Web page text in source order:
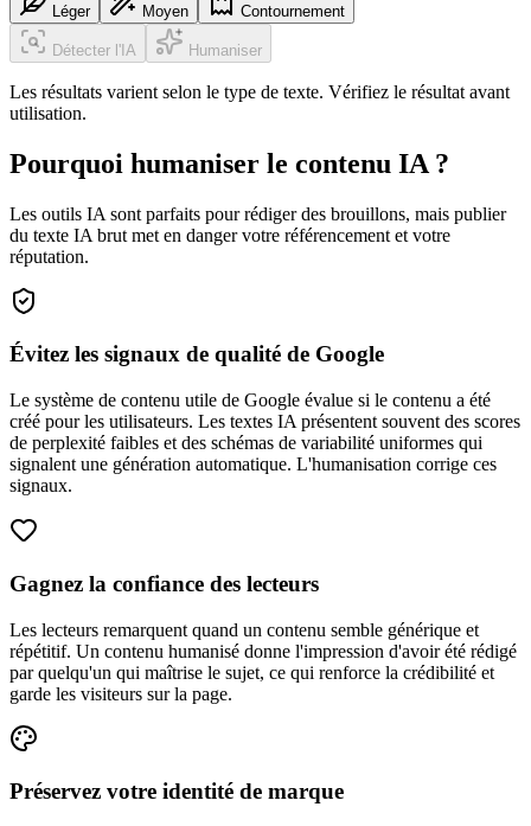
Léger Moyen Contournement
Détecter l'IA Humaniser
Les résultats varient selon le type de texte. Vérifiez le résultat avant
utilisation.
Pourquoi humaniser le contenu IA ?
Les outils IA sont parfaits pour rédiger des brouillons, mais publier
du texte IA brut met en danger votre référencement et votre
réputation.
Évitez les signaux de qualité de Google
Le système de contenu utile de Google évalue si le contenu a été
créé pour les utilisateurs. Les textes IA présentent souvent des scores
de perplexité faibles et des schémas de variabilité uniformes qui
signalent une génération automatique. L'humanisation corrige ces
signaux.
Gagnez la confiance des lecteurs
Les lecteurs remarquent quand un contenu semble générique et
répétitif. Un contenu humanisé donne l'impression d'avoir été rédigé
par quelqu'un qui maîtrise le sujet, ce qui renforce la crédibilité et
garde les visiteurs sur la page.
Préservez votre identité de marque